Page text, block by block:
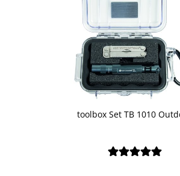
tool­box Set TB 1010